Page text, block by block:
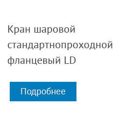
Кран шаровой
стандартнопроходной
фланцевый LD
Подробнее